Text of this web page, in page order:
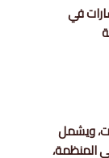
في
ويشمل
المنظمة،